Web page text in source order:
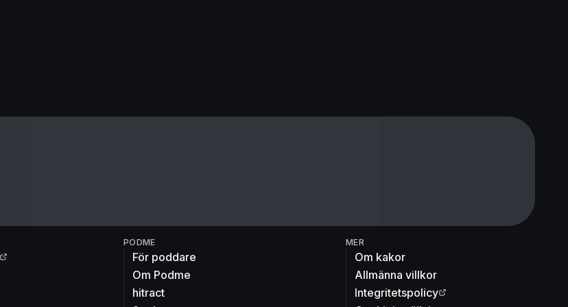
PODME
För poddare
Om Podme
hitract
MER
Om kakor
Allmänna villkor
Integritetspolicy